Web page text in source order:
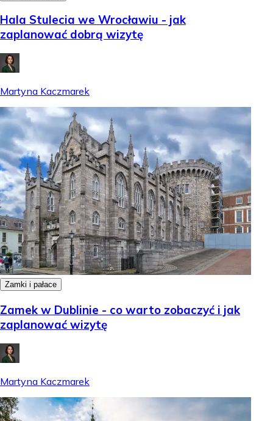
Hala Stulecia we Wrocławiu - jak
zaplanować dobrą wizytę
Martyna Kaczmarek
Zamki i pałace
Zamek w Dublinie - co warto zobaczyć i jak
zaplanować wizytę
Martyna Kaczmarek